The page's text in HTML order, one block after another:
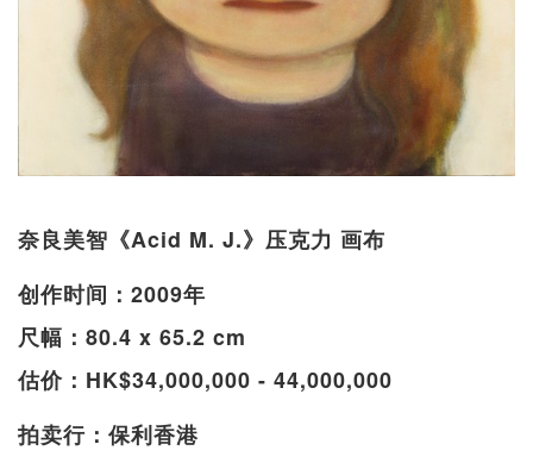
奈良美智《Acid M. J.》压克力 画布
创作时间：2009年
尺幅：80.4 x 65.2 cm
估价：HK$34,000,000 - 44,000,000
拍卖行：保利香港